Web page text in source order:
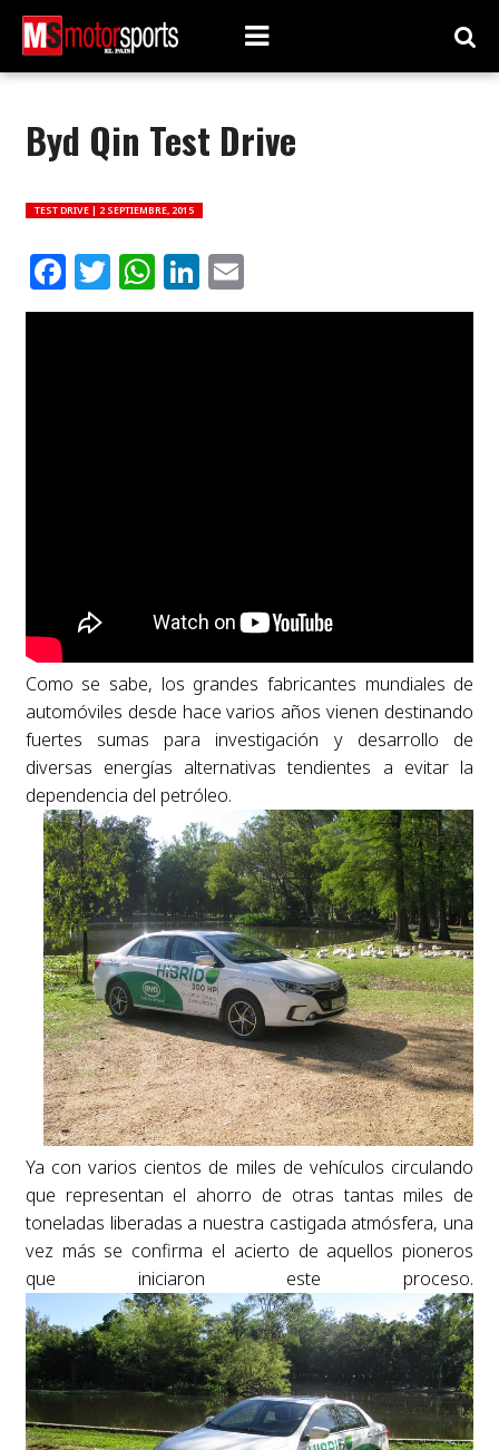
Byd Qin Test Drive
TEST DRIVE | 2 SEPTIEMBRE, 2015
Facebook
Twitter
WhatsApp
LinkedIn
Email
Como se sabe, los grandes fabricantes mundiales de
automóviles desde hace varios años vienen destinando
fuertes sumas para investigación y desarrollo de
diversas energías alternativas tendientes a evitar la
dependencia del petróleo.
Ya con varios cientos de miles de vehículos circulando
que representan el ahorro de otras tantas miles de
toneladas liberadas a nuestra castigada atmósfera, una
vez más se confirma el acierto de aquellos pioneros
que iniciaron este proceso.